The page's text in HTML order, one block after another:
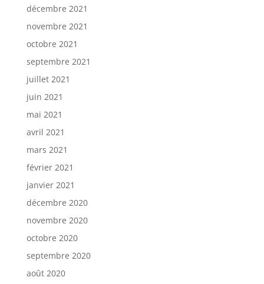
décembre 2021
novembre 2021
octobre 2021
septembre 2021
juillet 2021
juin 2021
mai 2021
avril 2021
mars 2021
février 2021
janvier 2021
décembre 2020
novembre 2020
octobre 2020
septembre 2020
août 2020